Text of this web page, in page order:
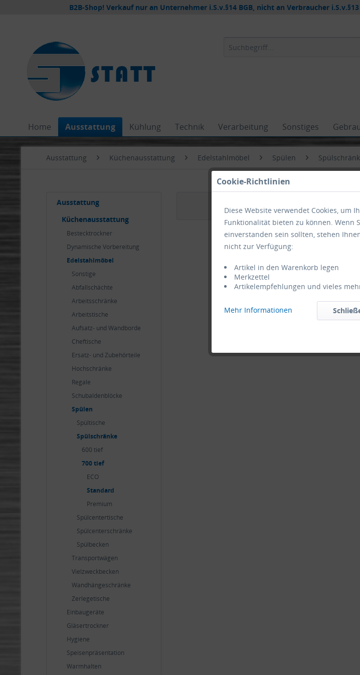
B2B-Shop! Verkauf nur an Unternehmer i.S.v.§14 BGB, nicht an Verbraucher i.S.v.§13
Home Ausstattung Kühlung Technik Verarbeitung Sonstiges
Ausstattung Küchenausstattung Edelstahlmöbel Spülen
Ausstattung
Küchenausstattung
Bestecktrockner
Dynamische Vorbereitung
Edelstahlmöbel
Sonstige
Abfallschächte
Arbeitsschränke
Arbeitstische
Aufsatz- und Wandborde
Cheftische
Ersatz- und Zubehörteile
Hochschränke
Regale
Schubaldenblöcke
Spülen
Spültische
Spülschränke
600 tief
700 tief
ECO
Standard
Premium
Spülcentertische
Spülcenterschränke
Spülbecken
Transportwägen
Vielzweckbecken
Wandhängeschränke
Zerlegetische
Einbaugeräte
Gläsertrockner
Hygiene
Speisenpräsentation
Warmhalten
Cookie-Richtlinien
Diese Website verwendet Cookies, um
Funktionalität bieten zu können. Wenn
einverstanden sein sollten, stehen
nicht zur Verfügung:
Artikel in den Warenkorb legen
Merkzettel
Artikelempfehlungen und vieles
Mehr Informationen